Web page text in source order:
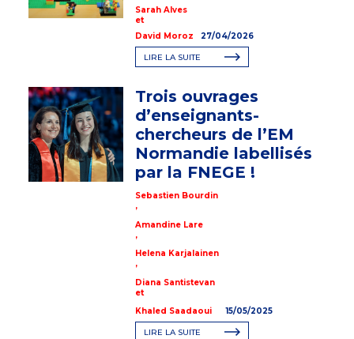
Sarah Alves
et
David Moroz
27/04/2026
LIRE LA SUITE
Trois ouvrages
d’enseignants-
chercheurs de l’EM
Normandie labellisés
par la FNEGE !
Sebastien Bourdin
,
Amandine Lare
,
Helena Karjalainen
,
Diana Santistevan
et
Khaled Saadaoui
15/05/2025
LIRE LA SUITE